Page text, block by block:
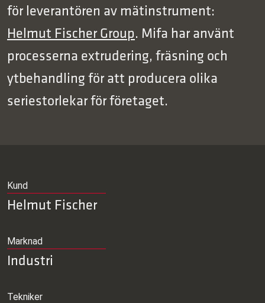
för leverantören av mätinstrument:
Helmut Fischer Group. Mifa har använt
processerna extrudering, fräsning och
ytbehandling för att producera olika
seriestorlekar för företaget.
Kund
Helmut Fischer
Marknad
Industri
Tekniker